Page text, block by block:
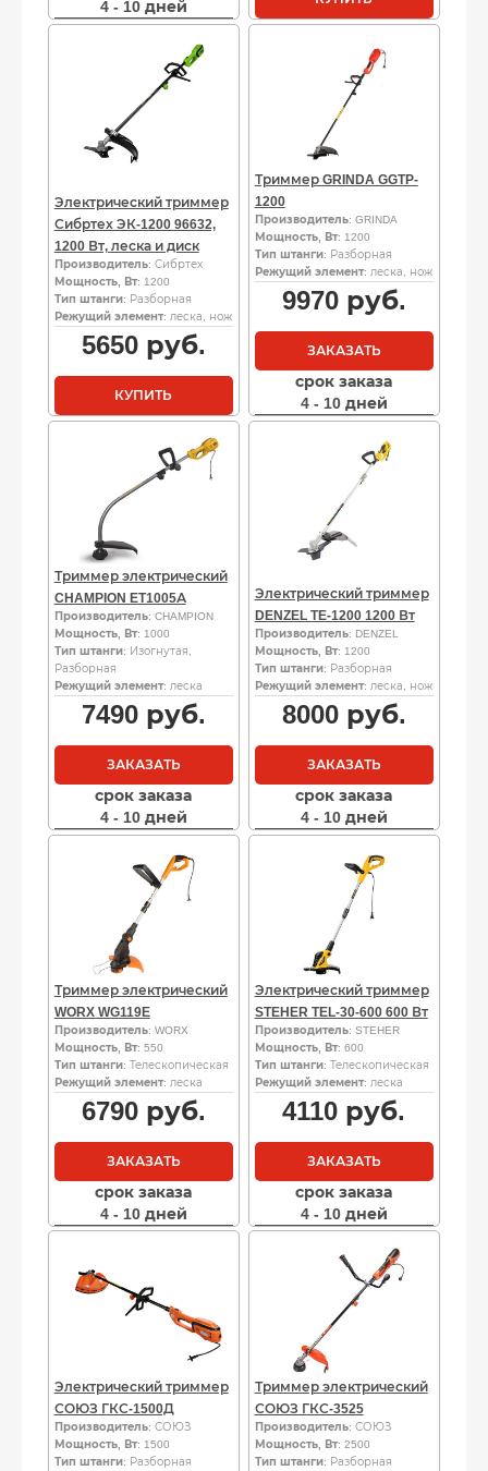
4 - 10 дней
Электрический триммер
Сибртех ЭК-1200 96632,
1200 Вт, леска и диск
Производитель: Сибртех
Мощность, Вт: 1200
Тип штанги: Разборная
Режущий элемент: леска, нож
5650руб.
КУПИТЬ
Триммер GRINDA GGTP-
1200
Производитель: GRINDA
Мощность, Вт: 1200
Тип штанги: Разборная
Режущий элемент: леска, нож
9970руб.
ЗАКАЗАТЬ
срок заказа
4 - 10 дней
Триммер электрический
CHAMPION ET1005А
Производитель: CHAMPION
Мощность, Вт: 1000
Тип штанги: Изогнутая,
Разборная
Режущий элемент: леска
7490руб.
ЗАКАЗАТЬ
срок заказа
4 - 10 дней
Электрический триммер
DENZEL TE-1200 1200 Вт
Производитель: DENZEL
Мощность, Вт: 1200
Тип штанги: Разборная
Режущий элемент: леска, нож
8000руб.
ЗАКАЗАТЬ
срок заказа
4 - 10 дней
Триммер электрический
WORX WG119E
Производитель: WORX
Мощность, Вт: 550
Тип штанги: Телескопическая
Режущий элемент: леска
6790руб.
ЗАКАЗАТЬ
срок заказа
4 - 10 дней
Электрический триммер
STEHER TEL-30-600 600 Вт
Производитель: STEHER
Мощность, Вт: 600
Тип штанги: Телескопическая
Режущий элемент: леска
4110 руб.
ЗАКАЗАТЬ
срок заказа
4 - 10 дней
Электрический триммер
СОЮЗ ГКС-1500Д
Производитель: СОЮЗ
Мощность, Вт: 1500
Тип штанги: Разборная
Триммер электрический
СОЮЗ ГКС-3525
Производитель: СОЮЗ
Мощность, Вт: 2500
Тип штанги: Разборная